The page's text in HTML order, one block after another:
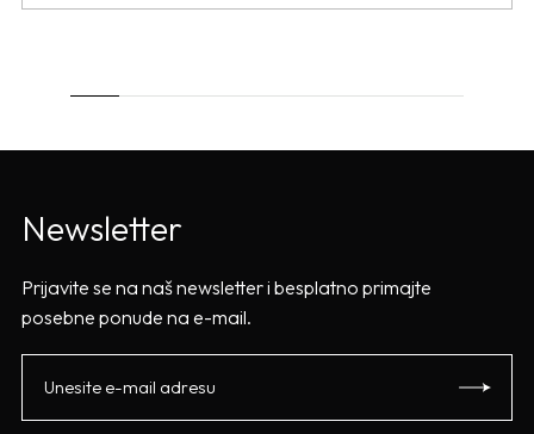
Newsletter
Prijavite se na naš newsletter i besplatno primajte
posebne ponude na e-mail.